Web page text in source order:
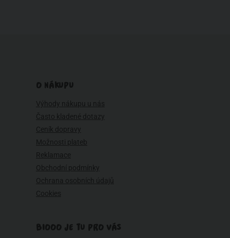
O NÁKUPU
Výhody nákupu u nás
Často kladené dotazy
Ceník dopravy
Možnosti plateb
Reklamace
Obchodní podmínky
Ochrana osobních údajů
Cookies
BIOOO JE TU PRO VÁS